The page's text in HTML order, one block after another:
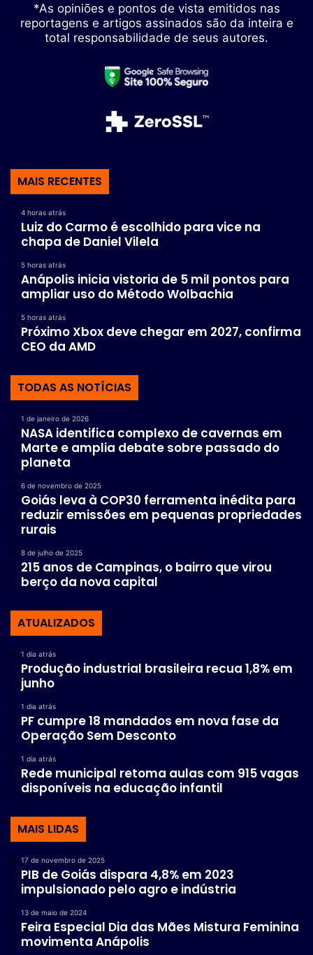
*As opiniões e pontos de vista emitidos nas
reportagens e artigos assinados são da inteira e
total responsabilidade de seus autores.
MAIS RECENTES
4 horas atrás
Luiz do Carmo é escolhido para vice na
chapa de Daniel Vilela
5 horas atrás
Anápolis inicia vistoria de 5 mil pontos para
ampliar uso do Método Wolbachia
5 horas atrás
Próximo Xbox deve chegar em 2027, confirma
CEO da AMD
TODAS AS NOTÍCIAS
1 de janeiro de 2026
NASA identifica complexo de cavernas em
Marte e amplia debate sobre passado do
planeta
6 de novembro de 2025
Goiás leva à COP30 ferramenta inédita para
reduzir emissões em pequenas propriedades
rurais
8 de julho de 2025
215 anos de Campinas, o bairro que virou
berço da nova capital
ATUALIZADOS
1 dia atrás
Produção industrial brasileira recua 1,8% em
junho
1 dia atrás
PF cumpre 18 mandados em nova fase da
Operação Sem Desconto
1 dia atrás
Rede municipal retoma aulas com 915 vagas
disponíveis na educação infantil
MAIS LIDAS
17 de novembro de 2025
PIB de Goiás dispara 4,8% em 2023
impulsionado pelo agro e indústria
13 de maio de 2024
Feira Especial Dia das Mães Mistura Feminina
movimenta Anápolis